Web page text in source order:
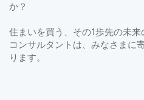
か？
住まいを買う、その1歩先の未
コンサルタントは、みなさまに
ります。